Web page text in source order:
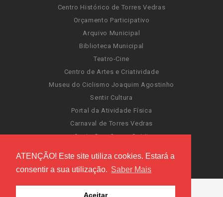
ATENÇÃO! Este site utiliza cookies. Estará a
consentir a sua utilização. Saber Mais
Aceitar
Centro Histórico de Torres Vedras
Orçamento Participativo
Arquivo Municipal
Biblioteca Municipal
Teatro-Cine
Centro de Artes e Criatividade
Museu do Ciclismo Joaquim Agostinho
Sentir Cultura
Portal da Atividade Física
Carnaval de Torres Vedras
Santa Cruz Ocean Spirit